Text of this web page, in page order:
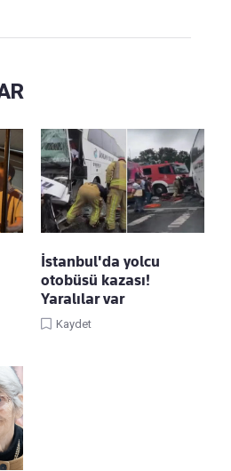
İstanbul'da yolcu
otobüsü kazası!
Yaralılar var
Kaydet